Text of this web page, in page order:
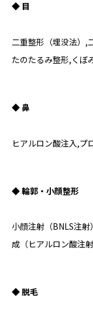
◆ 目
二重整形（埋没法）,
たのたるみ整形,くぼ
◆ 鼻
ヒアルロン酸注入,プ
◆ 輪郭・小顔整形
小顔注射（BNLS注
成（ヒアルロン酸注射
◆ 脱毛